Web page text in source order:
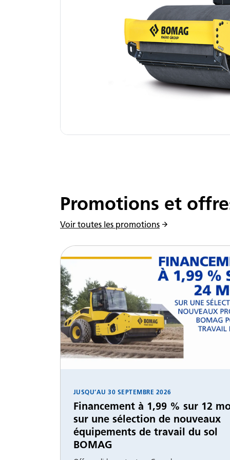
Promotions et
Voir toutes les promotions
JUSQU’AU 30 SEPTEMBRE 2026
Financement à 1,99 % sur 12
sur une sélection de nouveaux
équipements de travail du sol
BOMAG